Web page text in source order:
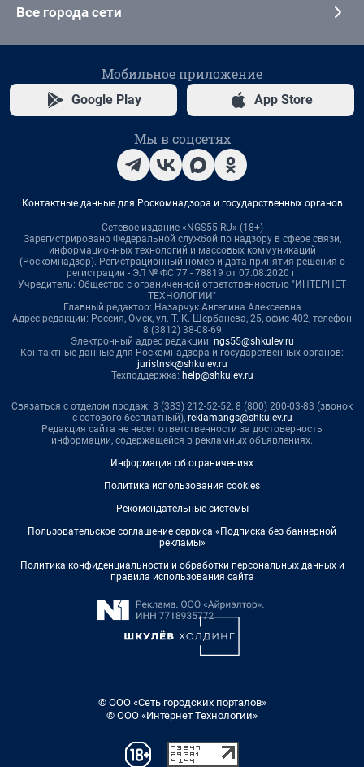
Все города сети
Мобильное приложение
Google Play App Store
Мы в соцсетях
Контактные данные для Роскомнадзора и государственных органов
Сетевое издание «NGS55.RU» (18+)
Зарегистрировано Федеральной службой по надзору в сфере связи,
информационных технологий и массовых коммуникаций
(Роскомнадзор). Регистрационный номер и дата принятия решения о
регистрации - ЭЛ № ФС 77 - 78819 от 07.08.2020 г.
Учредитель: Общество с ограниченной ответственностью "ИНТЕРНЕТ
ТЕХНОЛОГИИ"
Главный редактор: Назарчук Ангелина Алексеевна
Адрес редакции: Россия, Омск, ул. Т. К. Щербанева, 25, офис 402, телефон
8 (3812) 38-08-69
Электронный адрес редакции: ngs55@shkulev.ru
Контактные данные для Роскомнадзора и государственных органов:
juristnsk@shkulev.ru
Техподдержка: help@shkulev.ru
Связаться с отделом продаж: 8 (383) 212-52-52, 8 (800) 200-03-83 (звонок
с сотового бесплатный), reklamangs@shkulev.ru
Редакция сайта не несет ответственности за достоверность
информации, содержащейся в рекламных объявлениях.
Информация об ограничениях
Политика использования cookies
Рекомендательные системы
Пользовательское соглашение сервиса «Подписка без баннерной
рекламы»
Политика конфиденциальности и обработки персональных данных и
правила использования сайта
© ООО «Сеть городских порталов»
© ООО «Интернет Технологии»